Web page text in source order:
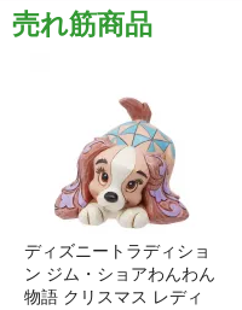
売れ筋商品
ディズニートラディショ
ン ジム・ショアわんわん
物語 クリスマス レディ